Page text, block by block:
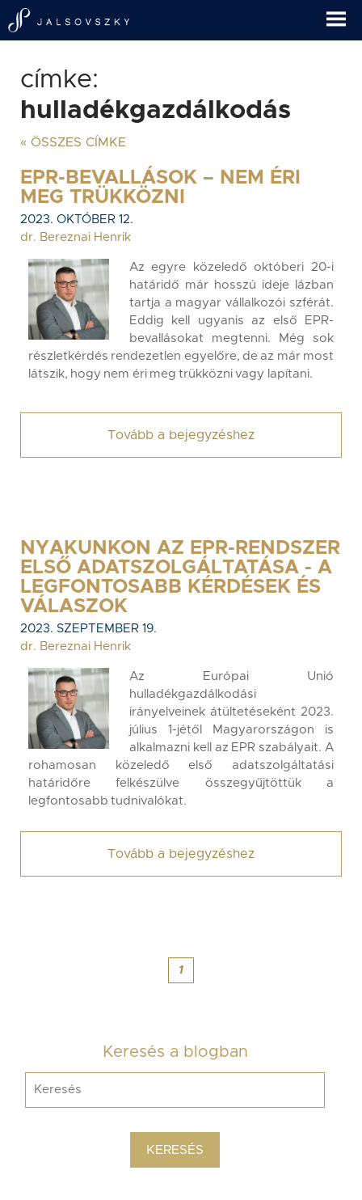
címke:
hulladékgazdálkodás
« ÖSSZES CÍMKE
EPR-BEVALLÁSOK – NEM ÉRI
MEG TRÜKKÖZNI
2023. OKTÓBER 12.
dr. Bereznai Henrik
Az egyre közeledő októberi 20-i
határidő már hosszú ideje lázban
tartja a magyar vállalkozói szférát.
Eddig kell ugyanis az első EPR-
bevallásokat megtenni. Még sok
részletkérdés rendezetlen egyelőre, de az már most
látszik, hogy nem éri meg trükközni vagy lapítani.
Tovább a bejegyzéshez
NYAKUNKON AZ EPR-RENDSZER
ELSŐ ADATSZOLGÁLTATÁSA - A
LEGFONTOSABB KÉRDÉSEK ÉS
VÁLASZOK
2023. SZEPTEMBER 19.
dr. Bereznai Henrik
Az Európai Unió
hulladékgazdálkodási
irányelveinek átültetéseként 2023.
július 1-jétől Magyarországon is
alkalmazni kell az EPR szabályait. A
rohamosan közeledő első adatszolgáltatási
határidőre felkészülve összegyűjtöttük a
legfontosabb tudnivalókat.
Tovább a bejegyzéshez
1
Keresés a blogban